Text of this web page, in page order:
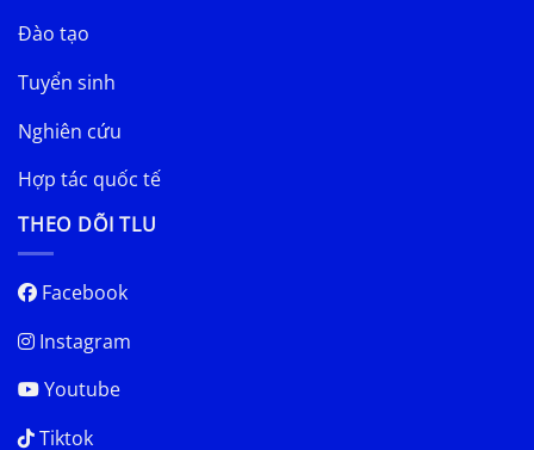
Đào tạo
Tuyển sinh
Nghiên cứu
Hợp tác quốc tế
THEO DÕI TLU
Facebook
Instagram
Youtube
Tiktok